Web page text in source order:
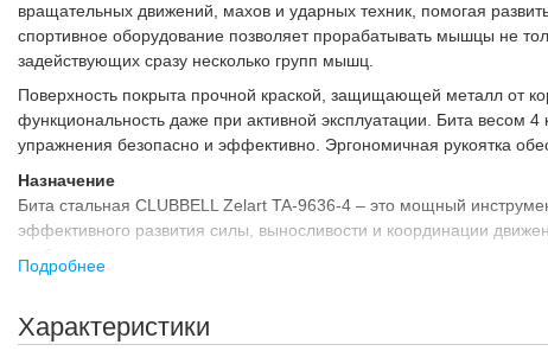
вращательных движений, махов и ударных техник, помогая
спортивное оборудование позволяет прорабатывать мышцы не
задействующих сразу несколько групп мышц.
Поверхность покрыта прочной краской, защищающей металл от
функциональность даже при активной эксплуатации. Бита
упражнения безопасно и эффективно. Эргономичная рукоятка
Назначение
Бита стальная CLUBBELL Zelart TA-9636-4 – это мощный
эффективного развития силы, выносливости и координации
Изготовлена из стали, что гарантирует долгий срок службы
Подробнее
Характеристики